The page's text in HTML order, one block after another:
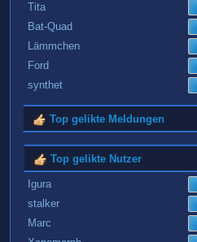
Tita
Bat-Quad
Lämmchen
Ford
synthet
Top gelikte Meldungen
Top gelikte Nutzer
Igura
stalker
Marc